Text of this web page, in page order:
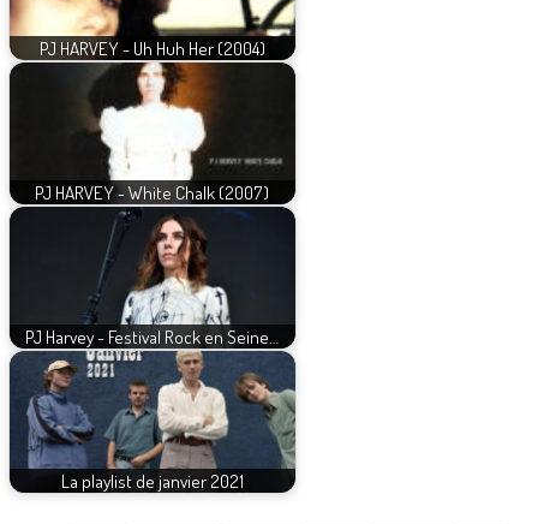
PJ HARVEY - Uh Huh Her (2004)
PJ HARVEY - White Chalk (2007)
PJ Harvey - Festival Rock en Seine…
La playlist de janvier 2021